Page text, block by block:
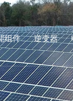
组件 逆变器